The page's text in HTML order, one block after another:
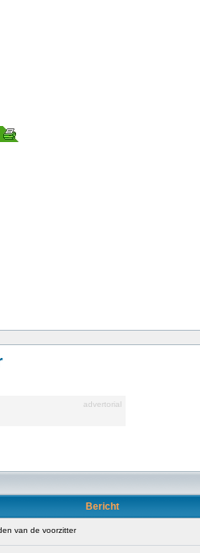
advertorial
Bericht
van de voorzitter